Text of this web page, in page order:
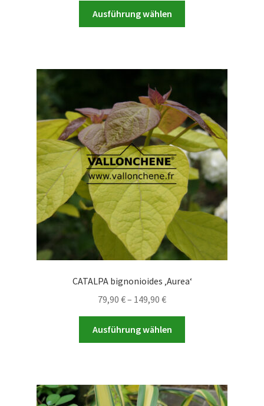
Ausführung wählen
Optionen
können
auf
der
Produktseite
gewählt
werden
CATALPA bignonioides ‚Aurea‘
79,90 €– 149,90 €Preisspanne:
bis
149,90 €
Ausführung wählen
auf.